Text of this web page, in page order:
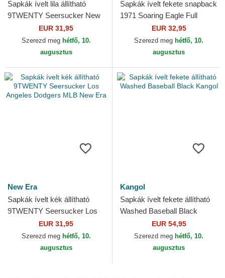
Sapkák ívelt lila állítható
9TWENTY Seersucker New
York Yankees MLB New Era
EUR 31,95
Szerezd meg hétfő, 10.
augusztus
Sapkák ívelt fekete snapback
1971 Soaring Eagle Full
Mesh Ed Hardy
EUR 32,95
Szerezd meg hétfő, 10.
augusztus
New Era
Sapkák ívelt kék állítható
9TWENTY Seersucker Los
Angeles Dodgers MLB New
EUR 31,95
Szerezd meg hétfő, 10.
augusztus
Kangol
Sapkák ívelt fekete állítható
Washed Baseball Black
EUR 54,95
Szerezd meg hétfő, 10.
augusztus